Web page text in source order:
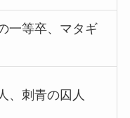
一等卒、マタギ
、刺青の囚人